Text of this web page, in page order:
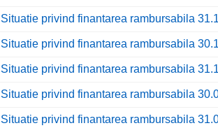
Situatie privind finantarea rambursabila
Situatie privind finantarea rambursabila
Situatie privind finantarea rambursabila
Situatie privind finantarea rambursabila
Situatie privind finantarea rambursabila